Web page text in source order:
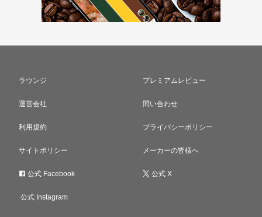
ラウンジ プレミアムレビュー
運営会社 問い合わせ
利用規約 プライバシーポリシー
サイトポリシー メーカーの皆様へ
公式 Facebook 公式 X
公式 Instagram